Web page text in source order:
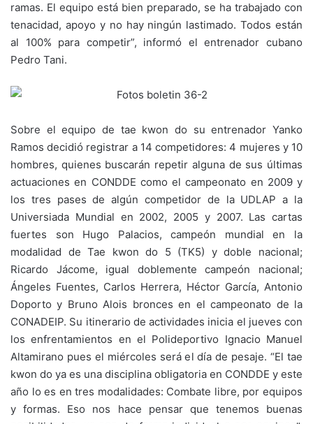
ramas. El equipo está bien preparado, se ha trabajado con
tenacidad, apoyo y no hay ningún lastimado. Todos están
al 100% para competir”, informó el entrenador cubano
Pedro Tani.
Sobre el equipo de tae kwon do su entrenador Yanko
Ramos decidió registrar a 14 competidores: 4 mujeres y 10
hombres, quienes buscarán repetir alguna de sus últimas
actuaciones en CONDDE como el campeonato en 2009 y
los tres pases de algún competidor de la UDLAP a la
Universiada Mundial en 2002, 2005 y 2007. Las cartas
fuertes son Hugo Palacios, campeón mundial en la
modalidad de Tae kwon do 5 (TK5) y doble nacional;
Ricardo Jácome, igual doblemente campeón nacional;
Ángeles Fuentes, Carlos Herrera, Héctor García, Antonio
Doporto y Bruno Alois bronces en el campeonato de la
CONADEIP. Su itinerario de actividades inicia el jueves con
los enfrentamientos en el Polideportivo Ignacio Manuel
Altamirano pues el miércoles será el día de pesaje. “El tae
kwon do ya es una disciplina obligatoria en CONDDE y este
año lo es en tres modalidades: Combate libre, por equipos
y formas. Eso nos hace pensar que tenemos buenas